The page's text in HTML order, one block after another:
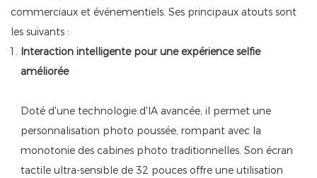
commerciaux et événementiels. Ses principaux atouts sont
les suivants :
Interaction intelligente pour une expérience selfie
améliorée
Doté d'une technologie d'IA avancée, il permet une
personnalisation photo poussée, rompant avec la
monotonie des cabines photo traditionnelles. Son écran
tactile ultra-sensible de 32 pouces offre une utilisation